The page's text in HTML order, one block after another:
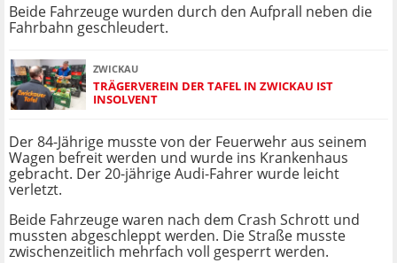
Beide Fahrzeuge wurden durch den Aufprall neben die
Fahrbahn geschleudert.
ZWICKAU
TRÄGERVEREIN DER TAFEL IN ZWICKAU IST
INSOLVENT
Der 84-Jährige musste von der Feuerwehr aus seinem
Wagen befreit werden und wurde ins Krankenhaus
gebracht. Der 20-jährige Audi-Fahrer wurde leicht
verletzt.
Beide Fahrzeuge waren nach dem Crash Schrott und
mussten abgeschleppt werden. Die Straße musste
zwischenzeitlich mehrfach voll gesperrt werden.